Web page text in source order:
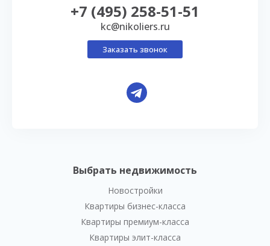
Выбрать недвижимость
Новостройки
Квартиры бизнес-класса
Квартиры премиум-класса
Квартиры элит-класса
+7 (495) 258-51-51
kc@nikoliers.ru
Заказать звонок